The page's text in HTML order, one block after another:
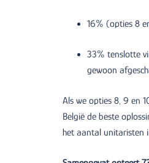
16% (opties 8
33% tenslotte
gewoon
Als we opties 8, 9 en
België de beste
het aantal unitaristen